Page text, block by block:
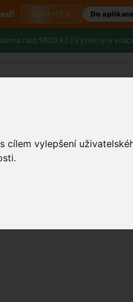
vylepšení
Do aplikace
nad 1800 Kč | Výměny a
Muži Zdraví